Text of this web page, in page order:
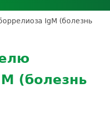
мер для
кабинет
партнёра
IgМ (болезнь
(болезнь